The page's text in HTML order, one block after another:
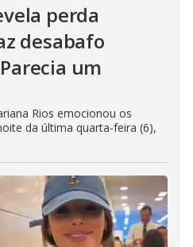
perda
desabafo
um
Rios emocionou os
da última quarta-feira (6),